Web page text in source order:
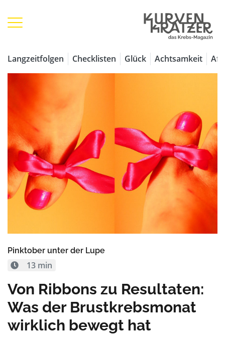
Langzeitfolgen Checklisten Glück Achtsamkeit
Pinktober unter der Lupe
13 min
Von Ribbons zu Resultaten:
Was der Brustkrebsmonat
wirklich bewegt hat